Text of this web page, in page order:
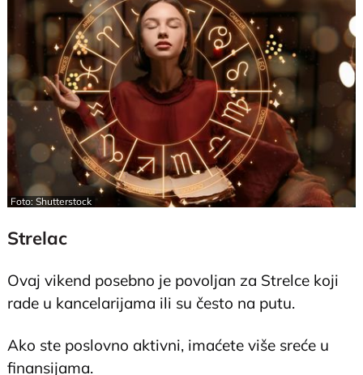
Foto: Shutterstock
Strelac
Ovaj vikend posebno je povoljan za Strelce koji
rade u kancelarijama ili su često na putu.
Ako ste poslovno aktivni, imaćete više sreće u
finansijama.